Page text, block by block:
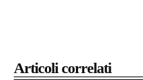
Articoli correlati